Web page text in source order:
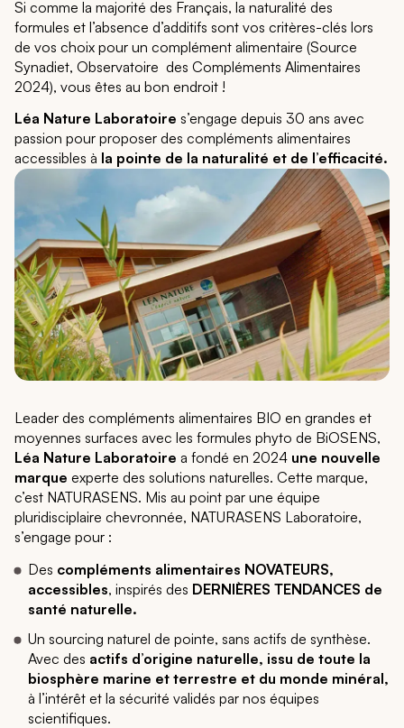
Si comme la majorité des Français, la naturalité des
formules et l’absence d’additifs sont vos critères-clés lors
de vos choix pour un complément alimentaire (Source
Synadiet, Observatoire des Compléments Alimentaires
2024), vous êtes au bon endroit !
Léa Nature Laboratoire s’engage depuis 30 ans avec
passion pour proposer des compléments alimentaires
accessibles à la pointe de la naturalité et de l’efficacité.
Leader des compléments alimentaires BIO en grandes et
moyennes surfaces avec les formules phyto de BiOSENS,
Léa Nature Laboratoire a fondé en 2024 une nouvelle
marque experte des solutions naturelles. Cette marque,
c’est NATURASENS. Mis au point par une équipe
pluridisciplaire chevronnée, NATURASENS Laboratoire,
s’engage pour :
Des compléments alimentaires NOVATEURS,
accessibles, inspirés des DERNIÈRES TENDANCES de
santé naturelle.
Un sourcing naturel de pointe, sans actifs de synthèse.
Avec des actifs d’origine naturelle, issu de toute la
biosphère marine et terrestre et du monde minéral,
à l’intérêt et la sécurité validés par nos équipes
scientifiques.